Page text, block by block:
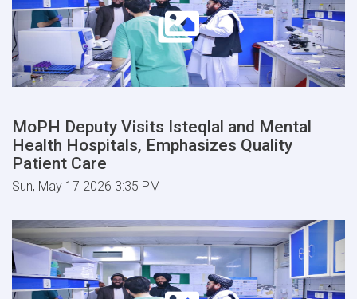
MoPH Deputy Visits Isteqlal and Mental
Health Hospitals, Emphasizes Quality
Patient Care
Sun, May 17 2026 3:35 PM